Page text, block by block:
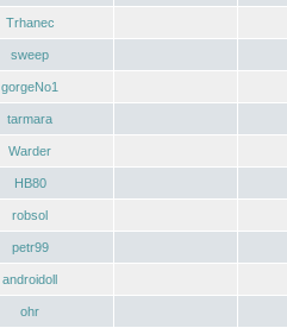
Trhanec
sweep
gorgeNo1
tarmara
Warder
HB80
robsol
petr99
androidoll
ohr